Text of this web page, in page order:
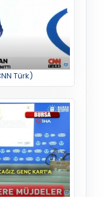
Türk)